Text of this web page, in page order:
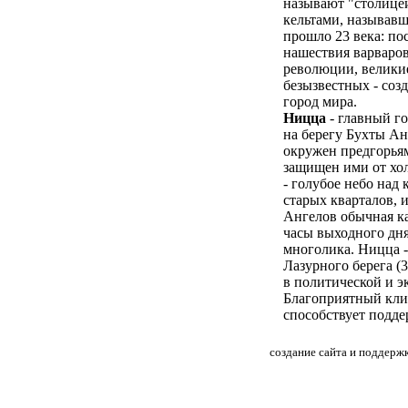
называют
кельтами,
прошло 23 века:
нашествия
революции,
безызвестных -
город мира.
Ницца - главный
на берегу Бухты
окружен
защищен ими от
- голубое небо
старых кварталов,
Ангелов обычная
часы выходного
многолика. Ницца
Лазурного берега
в политической и
Благоприятный
способствует
создание сайта и